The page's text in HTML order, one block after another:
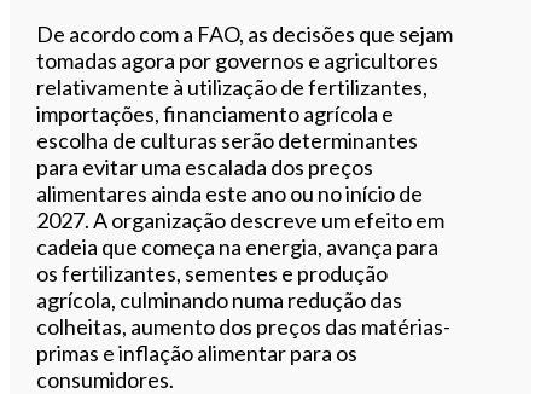
De acordo com a FAO, as decisões que sejam
tomadas agora por governos e agricultores
relativamente à utilização de fertilizantes,
importações, financiamento agrícola e
escolha de culturas serão determinantes
para evitar uma escalada dos preços
alimentares ainda este ano ou no início de
2027. A organização descreve um efeito em
cadeia que começa na energia, avança para
os fertilizantes, sementes e produção
agrícola, culminando numa redução das
colheitas, aumento dos preços das matérias-
primas e inflação alimentar para os
consumidores.